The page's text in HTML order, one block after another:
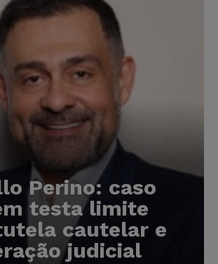
Perino: caso
testa limite
cautelar e
judicial